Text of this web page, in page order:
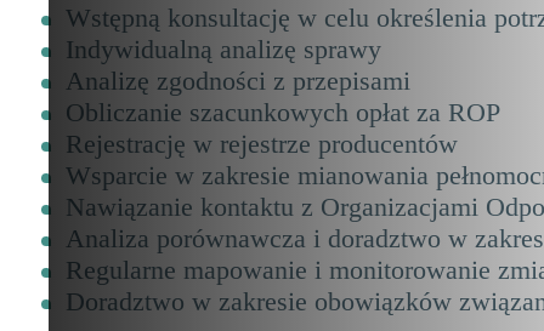
Wstępną konsultację w celu określenia
Indywidualną analizę sprawy
Analizę zgodności z przepisami
Obliczanie szacunkowych opłat za ROP
Rejestrację w rejestrze producentów
Wsparcie w zakresie mianowania
Nawiązanie kontaktu z Organizacjami
Analiza porównawcza i doradztwo w
Regularne mapowanie i monitorowanie
Doradztwo w zakresie obowiązków